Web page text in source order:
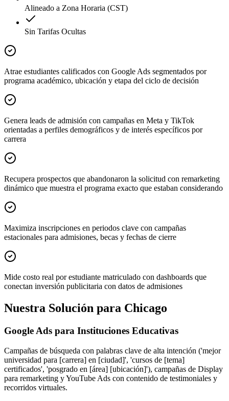
Alineado a Zona Horaria (CST)
Sin Tarifas Ocultas
Atrae estudiantes calificados con Google Ads segmentados por
programa académico, ubicación y etapa del ciclo de decisión
Genera leads de admisión con campañas en Meta y TikTok
orientadas a perfiles demográficos y de interés específicos por
carrera
Recupera prospectos que abandonaron la solicitud con remarketing
dinámico que muestra el programa exacto que estaban considerando
Maximiza inscripciones en periodos clave con campañas
estacionales para admisiones, becas y fechas de cierre
Mide costo real por estudiante matriculado con dashboards que
conectan inversión publicitaria con datos de admisiones
Nuestra Solución para Chicago
Google Ads para Instituciones Educativas
Campañas de búsqueda con palabras clave de alta intención ('mejor
universidad para [carrera] en [ciudad]', 'cursos de [tema]
certificados', 'posgrado en [área] [ubicación]'), campañas de Display
para remarketing y YouTube Ads con contenido de testimoniales y
recorridos virtuales.